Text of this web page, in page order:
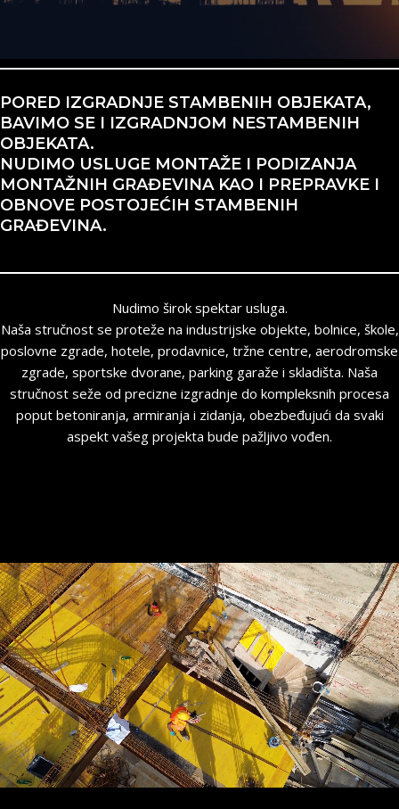
PORED IZGRADNJE STAMBENIH OBJEKATA,
BAVIMO SE I IZGRADNJOM NESTAMBENIH
OBJEKATA.
NUDIMO USLUGE MONTAŽE I PODIZANJA
MONTAŽNIH GRAĐEVINA KAO I PREPRAVKE I
OBNOVE POSTOJEĆIH STAMBENIH
GRAĐEVINA.
Nudimo širok spektar usluga.
Naša stručnost se proteže na industrijske objekte, bolnice, škole,
poslovne zgrade, hotele, prodavnice, tržne centre, aerodromske
zgrade, sportske dvorane, parking garaže i skladišta. Naša
stručnost seže od precizne izgradnje do kompleksnih procesa
poput betoniranja, armiranja i zidanja, obezbeđujući da svaki
aspekt vašeg projekta bude pažljivo vođen.